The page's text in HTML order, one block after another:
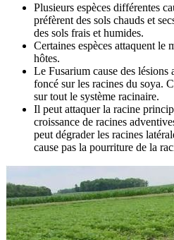
Plusieurs espèces différentes
préfèrent des sols chauds et
des sols frais et humides.
Certaines espèces attaquent le
hôtes.
Le Fusarium cause des
foncé sur les racines du soya.
sur tout le système racinaire.
Il peut attaquer la racine
croissance de racines
peut dégrader les racines
cause pas la pourriture de la